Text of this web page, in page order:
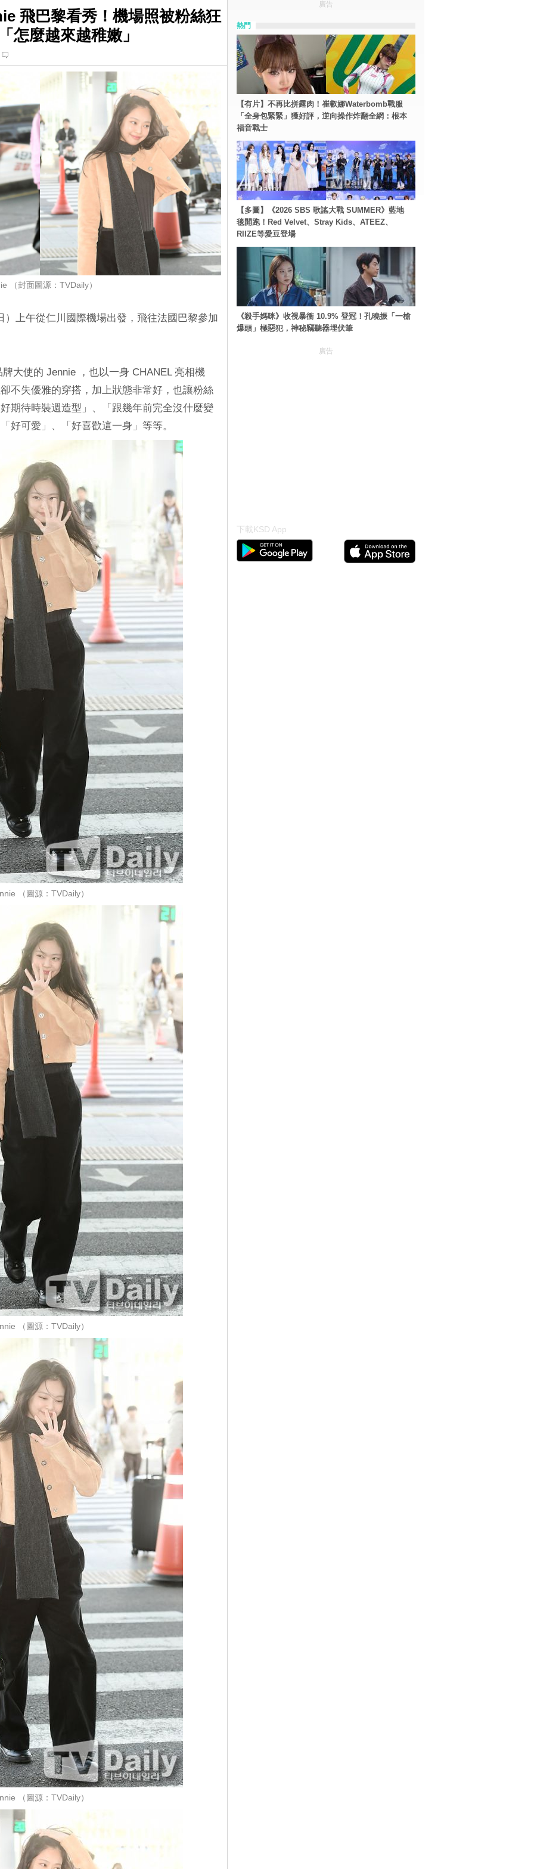
飛巴黎看秀！機場照被粉絲狂
怎麼越來越稚嫩」
（封面圖源：TVDaily）
）上午從仁川國際機場出發，飛往法國巴黎參加
大使的 Jennie ，也以一身 CHANEL 亮相機
不失優雅的穿搭，加上狀態非常好，也讓粉絲
期待時裝週造型」、「跟幾年前完全沒什麼變
好可愛」、「好喜歡這一身」等等。
（圖源：TVDaily）
（圖源：TVDaily）
（圖源：TVDaily）
廣告
熱門
【有片】不再比拼露肉！崔叡娜Waterbomb戰服
「全身包緊緊」獲好評，逆向操作炸翻全網：根本
福音戰士
【多圖】《2026 SBS 歌謠大戰 SUMMER》藍地
毯開跑！Red Velvet、Stray Kids、ATEEZ、
RIIZE等愛豆登場
《殺手媽咪》收視暴衝 10.9% 登冠！孔曉振「一槍
爆頭」極惡犯，神秘竊聽器埋伏筆
廣告
下載KSD App